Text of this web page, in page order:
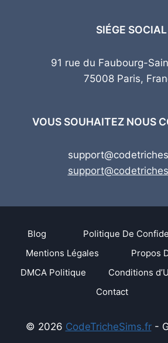
SIÉGE SOCIAL
91 rue du Faubourg-
75008 Paris,
VOUS SOUHAITEZ NOUS
Blog
Politique De
Mentions Légales
Propos
DMCA Politique
Conditions
Contact
© 2026 CodeTricheSims.fr-